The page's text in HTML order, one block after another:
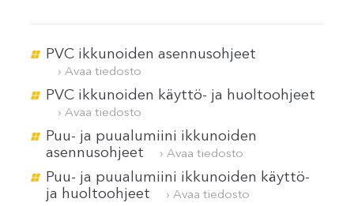
PVC ikkunoiden asennusohjeet
› Avaa tiedosto
PVC ikkunoiden käyttö- ja huoltoohjeet
› Avaa tiedosto
Puu- ja puualumiini ikkunoiden
asennusohjeet
› Avaa tiedosto
Puu- ja puualumiini ikkunoiden käyttö-
ja huoltoohjeet
› Avaa tiedosto